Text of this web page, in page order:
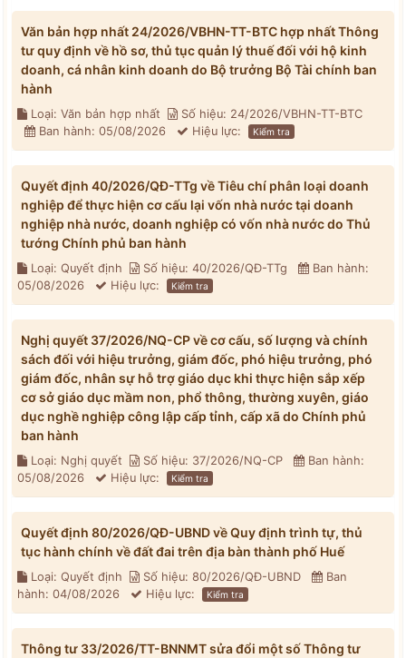
Văn bản hợp nhất 24/2026/VBHN-TT-BTC hợp nhất Thông
tư quy định về hồ sơ, thủ tục quản lý thuế đối với hộ kinh
doanh, cá nhân kinh doanh do Bộ trưởng Bộ Tài chính ban
hành
Loại: Văn bản hợp nhất
Số hiệu: 24/2026/VBHN-TT-BTC
Ban hành: 05/08/2026
Hiệu lực: Kiểm tra
Quyết định 40/2026/QĐ-TTg về Tiêu chí phân loại doanh
nghiệp để thực hiện cơ cấu lại vốn nhà nước tại doanh
nghiệp nhà nước, doanh nghiệp có vốn nhà nước do Thủ
tướng Chính phủ ban hành
Loại: Quyết định Số hiệu: 40/2026/QĐ-TTg
Ban hành:
05/08/2026
Hiệu lực: Kiểm tra
Nghị quyết 37/2026/NQ-CP về cơ cấu, số lượng và chính
sách đối với hiệu trưởng, giám đốc, phó hiệu trưởng, phó
giám đốc, nhân sự hỗ trợ giáo dục khi thực hiện sắp xếp
cơ sở giáo dục mầm non, phổ thông, thường xuyên, giáo
dục nghề nghiệp công lập cấp tỉnh, cấp xã do Chính phủ
ban hành
Loại: Nghị quyết Số hiệu: 37/2026/NQ-CP
Ban hành:
05/08/2026
Hiệu lực: Kiểm tra
Quyết định 80/2026/QĐ-UBND về Quy định trình tự, thủ
tục hành chính về đất đai trên địa bàn thành phố Huế
Loại: Quyết định Số hiệu: 80/2026/QĐ-UBND
Ban
hành: 04/08/2026
Hiệu lực: Kiểm tra
Thông tư 33/2026/TT-BNNMT sửa đổi một số Thông tư